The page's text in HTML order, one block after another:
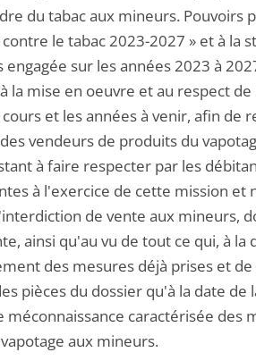
du tabac aux mineurs. Pouvoirs
le tabac 2023-2027 » et à la
sur les années 2023 à
la mise en oeuvre et au respect
et les années à venir, afin de
vendeurs de produits du
à faire respecter par les
à l'exercice de cette mission et
de vente aux mineurs,
ainsi qu'au vu de tout ce qui, à la
des mesures déjà prises et
pièces du dossier qu'à la date de
caractérisée des
aux mineurs.